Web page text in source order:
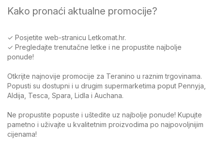
Kako pronaći aktualne promocije?
✓ Posjetite web-stranicu Letkomat.hr.
✓ Pregledajte trenutačne letke i ne propustite najbolje
ponude!
Otkrijte najnovije promocije za Teranino u raznim trgovinama.
Popusti su dostupni i u drugim supermarketima poput Pennyja,
Aldija, Tesca, Spara, Lidla i Auchana.
Ne propustite popuste i uštedite uz najbolje ponude! Kupujte
pametno i uživajte u kvalitetnim proizvodima po najpovoljnijim
cijenama!